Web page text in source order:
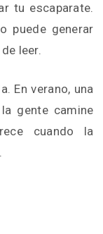
tu escaparate.
puede generar
leer.
En verano, una
gente camine
cuando la
.